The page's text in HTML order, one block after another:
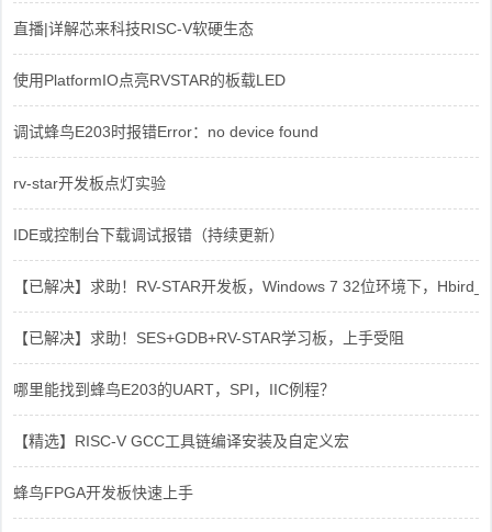
直播|详解芯来科技RISC-V软硬生态
使用PlatformIO点亮RVSTAR的板载LED
调试蜂鸟E203时报错Error：no device found
rv-star开发板点灯实验
IDE或控制台下载调试报错（持续更新）
【已解决】求助！RV-STAR开发板，Windows 7 32位环境下，
【已解决】求助！SES+GDB+RV-STAR学习板，上手受阻
哪里能找到蜂鸟E203的UART，SPI，IIC例程？
【精选】RISC-V GCC工具链编译安装及自定义宏
蜂鸟FPGA开发板快速上手